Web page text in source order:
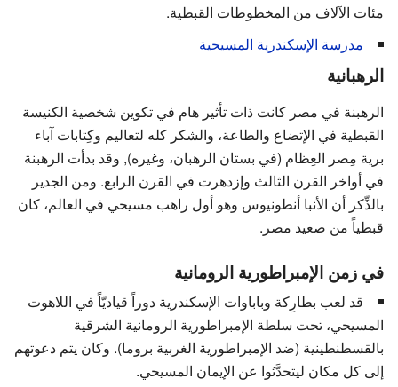
مئات الآلاف من المخطوطات القبطية.
مدرسة الإسكندرية المسيحية
الرهبانية
الرهبنة في مصر كانت ذات تأثير هام في تكوين شخصية الكنيسة
القبطية في الإتضاع والطاعة، والشكر كله لتعاليم وكِتابات آباء
برية مِصر العِظام (في بستان الرهبان، وغيره), وقد بدأت الرهبنة
في أواخر القرن الثالث وإزدهرت في القرن الرابع. ومن الجدير
بالذِّكر أن الأنبا أنطونيوس وهو أول راهب مسيحي في العالم، كان
قبطياً من صعيد مصر.
في زمن الإمبراطورية الرومانية
قد لعب بطارِكة وباباوات الإسكندرية دوراً قياديّاً في اللاهوت
المسيحي، تحت سلطة الإمبراطورية الرومانية الشرقية
بالقسطنطينية (ضد الإمبراطورية الغربية بروما). وكان يتم دعوتهم
إلى كل مكان ليتحدَّثوا عن الإيمان المسيحي.